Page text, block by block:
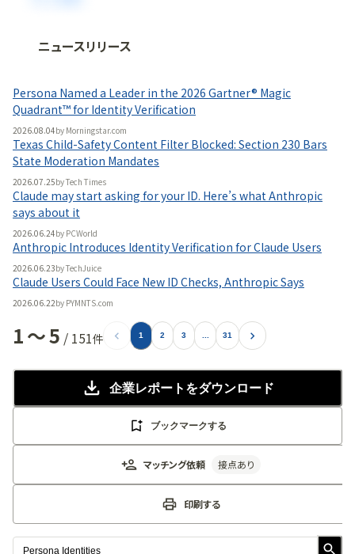
法人向け情報プラットフォーム
無料で使ってみる
ニュースリリース
Persona Named a Leader in the 2026 Gartner® Magic
Quadrant™ for Identity Verification
2026.08.04by Morningstar.com
Texas Child-Safety Content Filter Blocked: Section 230 Bars
State Moderation Mandates
2026.07.25byTech Times
Claude may start asking for your ID. Here’s what Anthropic
says about it
2026.06.24by PCWorld
Anthropic Introduces Identity Verification for Claude Users
2026.06.23byTechJuice
Claude Users Could Face New ID Checks, Anthropic Says
2026.06.22by PYMNTS.com
1〜5 / 151件 1 2 3 31
企業レポート をダウンロード
ブックマークする
マッチング依頼 接点あり
印刷する